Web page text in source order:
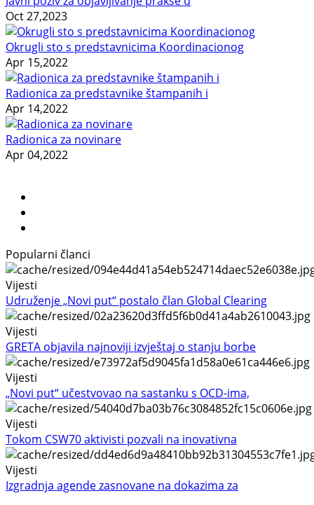
Oct 27,2023
Okrugli sto s predstavnicima Koordinacionog
Apr 15,2022
Radionica za predstavnike štampanih i
Apr 14,2022
Radionica za novinare
Apr 04,2022
Popularni članci
Vijesti
Udruženje „Novi put“ postalo član Global Clearing
Vijesti
GRETA objavila najnoviji izvještaj o stanju borbe
Vijesti
„Novi put“ učestvovao na sastanku s OCD-ima,
Vijesti
Tokom CSW70 aktivisti pozvali na inovativna
Vijesti
Izgradnja agende zasnovane na dokazima za